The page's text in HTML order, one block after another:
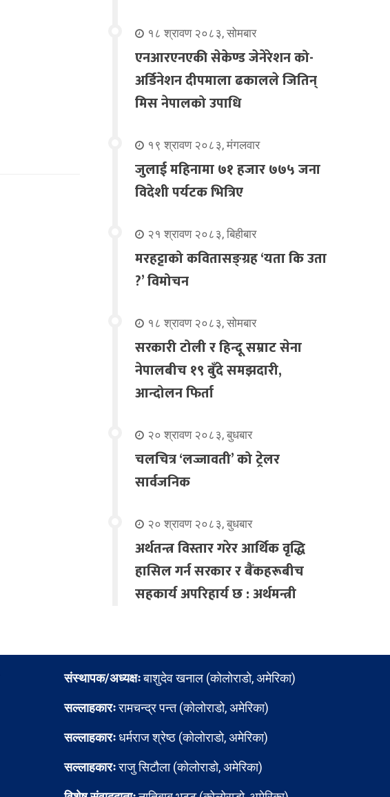
१८ श्रावण २०८३, सोमबार
एनआरएनएकी सेकेण्ड जेनेरेशन को-
अर्डिनेशन दीपमाला ढकालले जितिन्
मिस नेपालको उपाधि
१९ श्रावण २०८३, मंगलवार
जुलाई महिनामा ७१ हजार ७७५ जना
विदेशी पर्यटक भित्रिए
२१ श्रावण २०८३, बिहीबार
मरहट्टाको कवितासङ्ग्रह ‘यता कि उता
?’ विमोचन
१८ श्रावण २०८३, सोमबार
सरकारी टोली र हिन्दू सम्राट सेना
नेपालबीच १९ बुँदे समझदारी,
आन्दोलन फिर्ता
२० श्रावण २०८३, बुधबार
चलचित्र ‘लज्जावती’ को ट्रेलर
सार्वजनिक
२० श्रावण २०८३, बुधबार
अर्थतन्त्र विस्तार गरेर आर्थिक वृद्धि
हासिल गर्न सरकार र बैंकहरूबीच
सहकार्य अपरिहार्य छ : अर्थमन्त्री
संस्थापक/अध्यक्षःबाशुदेव खनाल (कोलोराडो, अमेरिका)
सल्लाहकारःरामचन्द्र पन्त (कोलोराडो, अमेरिका)
सल्लाहकारःधर्मराज श्रेष्ठ (कोलोराडो, अमेरिका)
सल्लाहकारःराजु सिटौला (कोलोराडो, अमेरिका)